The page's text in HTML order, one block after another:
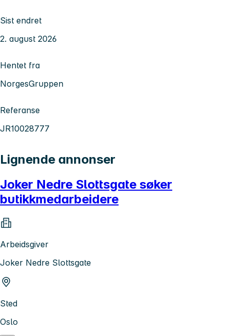
Sist endret
2. august 2026
Hentet fra
NorgesGruppen
Referanse
JR10028777
Lignende annonser
Joker Nedre Slottsgate søker
butikkmedarbeidere
Arbeidsgiver
Joker Nedre Slottsgate
Sted
Oslo